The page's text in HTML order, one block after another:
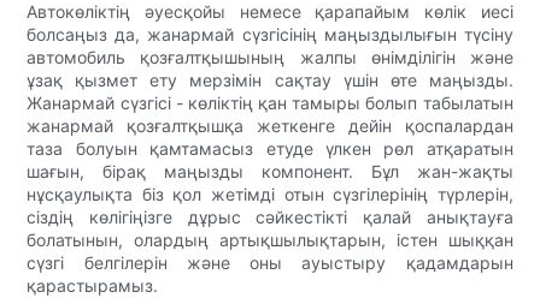
Автокөліктің әуесқойы немесе қарапайым көлік иесі
болсаңыз да, жанармай сүзгісінің маңыздылығын түсіну
автомобиль қозғалтқышының жалпы өнімділігін және
ұзақ қызмет ету мерзімін сақтау үшін өте маңызды.
Жанармай сүзгісі - көліктің қан тамыры болып табылатын
жанармай қозғалтқышқа жеткенге дейін қоспалардан
таза болуын қамтамасыз етуде үлкен рөл атқаратын
шағын, бірақ маңызды компонент. Бұл жан-жақты
нұсқаулықта біз қол жетімді отын сүзгілерінің түрлерін,
сіздің көлігіңізге дұрыс сәйкестікті қалай анықтауға
болатынын, олардың артықшылықтарын, істен шыққан
сүзгі белгілерін және оны ауыстыру қадамдарын
қарастырамыз.